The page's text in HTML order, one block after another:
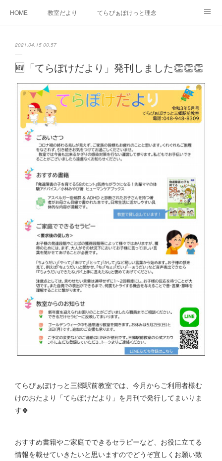
HOME 教室だより てらぴぁぽけっと理念
よくあるご質問
2021.04.15 00:57
🆕「てらぽけだより」発刊しました👏👏👏
てらぴぁぽけっと三郷駅前教室では、今月からご利用者様む
けのおたより「てらぽけだより」を月刊で発行してまいりま
す🍀
おすすめ書籍やご家庭でできるセラピーなど、お役に立てる
情報を載せていきたいと思いますのでどうぞ宜しくお願い致